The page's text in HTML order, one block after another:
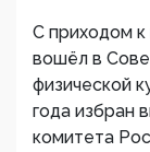
С приходом
вошёл в
физической
года избран
комитета